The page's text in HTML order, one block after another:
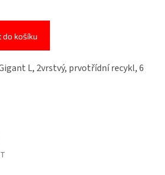
do košíku
L, 2vrstvý, prvotřídní recykl, 6